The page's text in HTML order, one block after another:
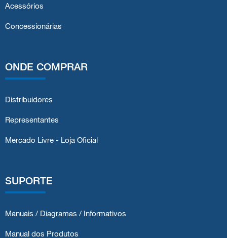
Acessórios
Concessionárias
ONDE COMPRAR
Distribuidores
Representantes
Mercado Livre - Loja Oficial
SUPORTE
Manuais / Diagramas / Informativos
Manual dos Produtos